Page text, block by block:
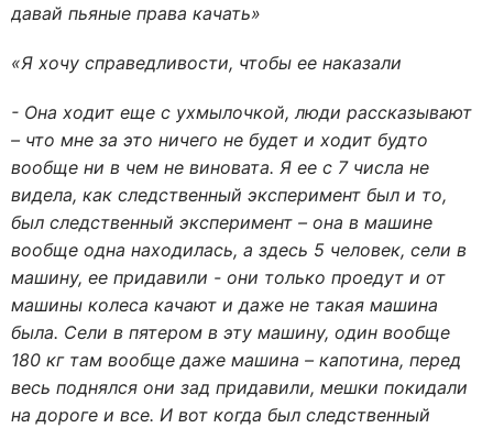
давай пьяные права качать»
«Я хочу справедливости, чтобы ее наказали
- Она ходит еще с ухмылочкой, люди рассказывают
– что мне за это ничего не будет и ходит будто
вообще ни в чем не виновата. Я ее с 7 числа не
видела, как следственный эксперимент был и то,
был следственный эксперимент – она в машине
вообще одна находилась, а здесь 5 человек, сели в
машину, ее придавили - они только проедут и от
машины колеса качают и даже не такая машина
была. Сели в пятером в эту машину, один вообще
180 кг там вообще даже машина – капотина, перед
весь поднялся они зад придавили, мешки покидали
на дороге и все. И вот когда был следственный